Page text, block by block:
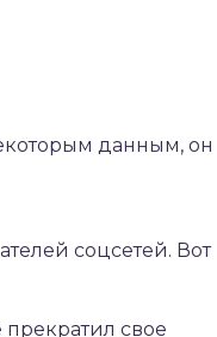
данным, он
соцсетей. Вот
свое